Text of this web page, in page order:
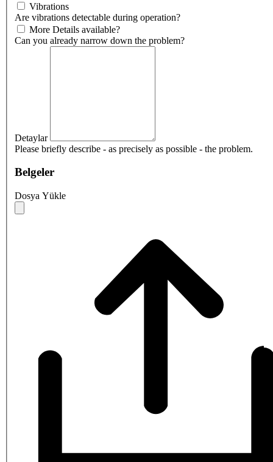
Vibrations
Are vibrations detectable during operation?
More Details available?
Can you already narrow down the problem?
Detaylar
Please briefly describe - as precisely as possible - the problem.
Belgeler
Dosya Yükle